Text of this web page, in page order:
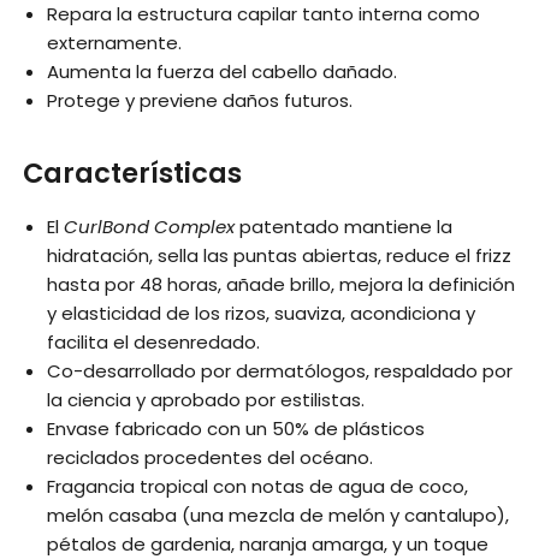
Repara la estructura capilar tanto interna como
externamente.
Aumenta la fuerza del cabello dañado.
Protege y previene daños futuros.
Características
ElCurlBond Complexpatentado mantiene la
hidratación, sella las puntas abiertas, reduce el frizz
hasta por 48 horas, añade brillo, mejora la definición
y elasticidad de los rizos, suaviza, acondiciona y
facilita el desenredado.
Co-desarrollado por dermatólogos, respaldado por
la ciencia y aprobado por estilistas.
Envase fabricado con un 50% de plásticos
reciclados procedentes del océano.
Fragancia tropical con notas de agua de coco,
melón casaba (una mezcla de melón y cantalupo),
pétalos de gardenia, naranja amarga, y un toque